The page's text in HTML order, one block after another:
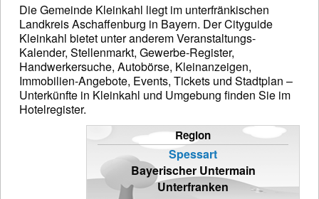
Die Gemeinde Kleinkahl liegt im unterfränkischen
Landkreis Aschaffenburg in Bayern. Der Cityguide
Kleinkahl bietet unter anderem Veranstaltungs-
Kalender, Stellenmarkt, Gewerbe-Register,
Handwerkersuche, Autobörse, Kleinanzeigen,
Immobilien-Angebote, Events, Tickets und Stadtplan –
Unterkünfte in Kleinkahl und Umgebung finden Sie im
Hotelregister.
Region
Spessart
Bayerischer Untermain
Unterfranken